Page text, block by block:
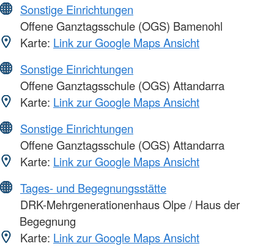
Sonstige Einrichtungen
Offene Ganztagsschule (OGS) Bamenohl
Karte: Link zur Google Maps Ansicht
Sonstige Einrichtungen
Offene Ganztagsschule (OGS) Attandarra
Karte: Link zur Google Maps Ansicht
Sonstige Einrichtungen
Offene Ganztagsschule (OGS) Attandarra
Karte: Link zur Google Maps Ansicht
Tages- und Begegnungsstätte
DRK-Mehrgenerationenhaus Olpe / Haus der
Begegnung
Karte: Link zur Google Maps Ansicht